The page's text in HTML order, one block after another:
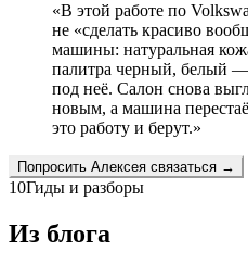
«В этой работе по
не «сделать красиво
машины: натуральная
палитра черный, белый
под неё. Салон снова
новым, а машина
это работу и берут.»
Попросить Алексея связаться →
10Гиды и разборы
Из блога